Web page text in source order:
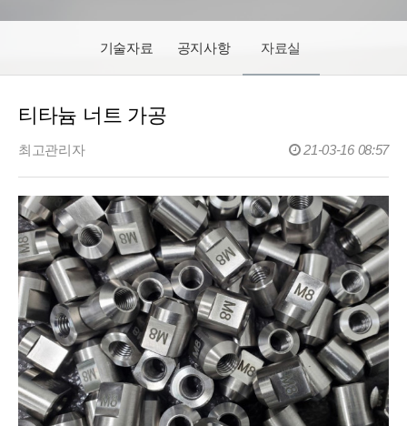
기술자료 공지사항 자료실
티타늄 너트 가공
최고관리자 21-03-16 08:57